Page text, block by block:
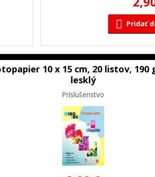
Pridať
10 x 15 cm, 20 listov, 190
lesklý
Príslušenstvo